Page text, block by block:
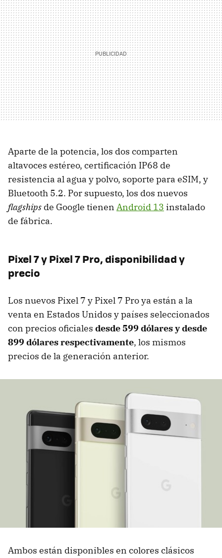
Aparte de la potencia, los dos comparten
altavoces estéreo, certificación IP68 de
resistencia al agua y polvo, soporte para eSIM, y
Bluetooth 5.2. Por supuesto, los dos nuevos
flagships de Google tienen Android 13 instalado
de fábrica.
Pixel 7 y Pixel 7 Pro, disponibilidad y
precio
Los nuevos Pixel 7 y Pixel 7 Pro ya están a la
venta en Estados Unidos y países seleccionados
con precios oficiales desde 599 dólares y desde
899 dólares respectivamente, los mismos
precios de la generación anterior.
Ambos están disponibles en colores clásicos